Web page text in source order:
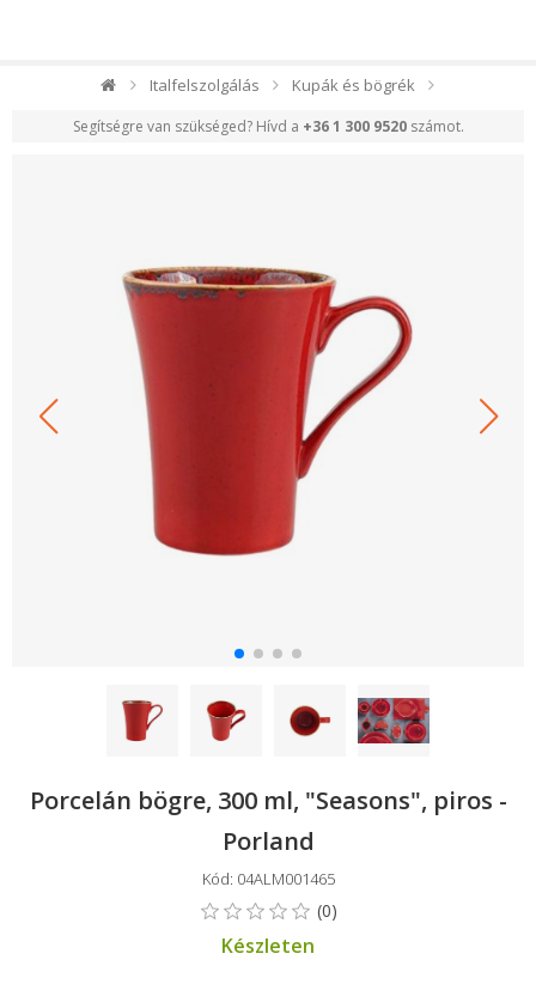
Italfelszolgálás Kupák és bögrék
Segítségre van szükséged? Hívd a +36 1 300 9520számot.
Porcelán bögre, 300 ml, "Seasons", piros -
Porland
Kód: 04ALM001465
Készleten